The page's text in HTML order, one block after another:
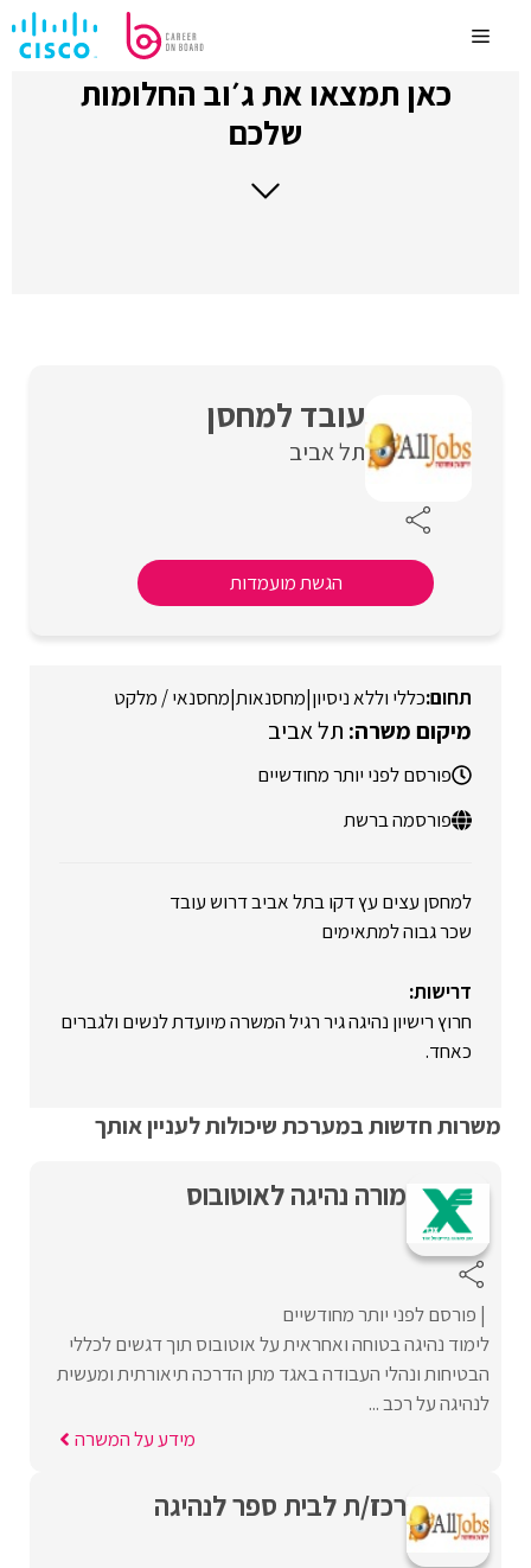
לתוכןMenu
כאן תמצאו את ג׳וב החלומות
שלכם
עובד למחסן
תל אביב
הגשת מועמדות
כללי וללא ניסיון|מחסנאות|מחסנאי / מלקט
תל אביב
פורסם לפני יותר מחודשיים
פורסמה ברשת
למחסן עצים עץ דקו בתל אביב דרוש עובד
שכר גבוה למתאימים
דרישות:
חרוץ רישיון נהיגה גיר רגיל המשרה מיועדת לנשים ולגברים
כאחד.
משרות חדשות במערכת שיכולות לעניין אותך
מורה נהיגה לאוטובוס
פורסם לפני יותר מחודשיים
לימוד נהיגה בטוחה ואחראית על אוטובוס תוך דגשים לכללי
הבטיחות ונהלי העבודה באגד מתן הדרכה תיאורתית ומעשית
לנהיגה על רכב ...
מידע על המשרה
רכז/ת לבית ספר לנהיגה